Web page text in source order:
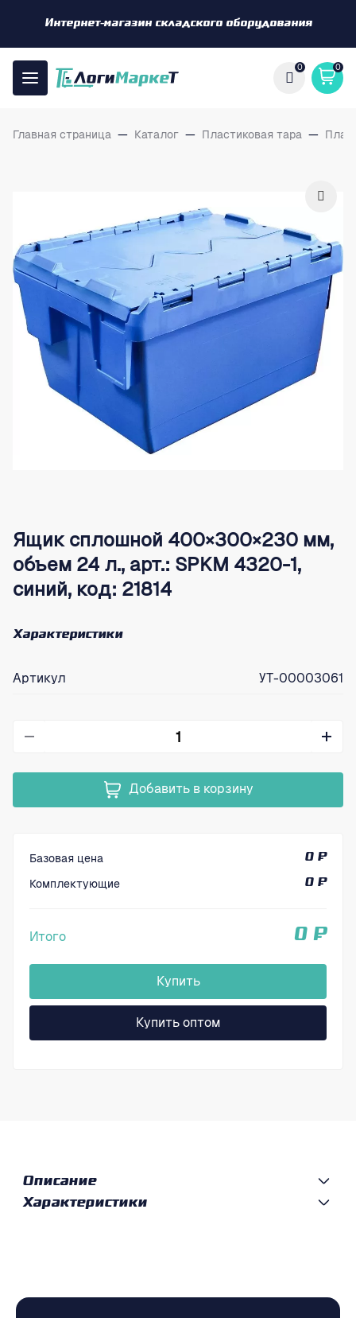
Интернет-магазин складского оборудования
0 0
Главная страница — Каталог — Пластиковая тара —
Ящик сплошной 400×300×230 мм,
объем 24 л., арт.: SPKM 4320-1,
синий, код: 21814
Характеристики
Артикул УТ-00003061
Добавить в корзину
Базовая цена
0 ₽
Комплектующие
0 ₽
Итого 0 ₽
Купить
Купить оптом
Описание
Характеристики